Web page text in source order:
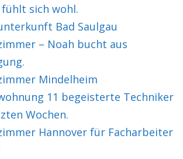
fühlt sich wohl.
Bad Saulgau
– Noah bucht aus
Mindelheim
11 begeisterte Techniker
Wochen.
Hannover für Facharbeiter